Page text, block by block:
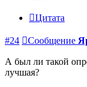
Цитата
#24 Сообщение
А был ли такой
лучшая?